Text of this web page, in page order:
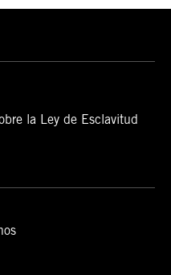
la Ley de Esclavitud